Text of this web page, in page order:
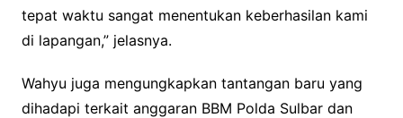
tepat waktu sangat menentukan keberhasilan kami
di lapangan,” jelasnya.
Wahyu juga mengungkapkan tantangan baru yang
dihadapi terkait anggaran BBM Polda Sulbar dan